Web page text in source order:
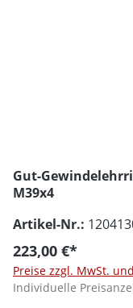
Gut-
M39x4
Artikel-Nr.:
223,00 €*
Preise zzgl. MwSt.
Individuelle